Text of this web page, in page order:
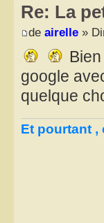
Re: La
de airelle »
google
quelque
Et pourtant ,